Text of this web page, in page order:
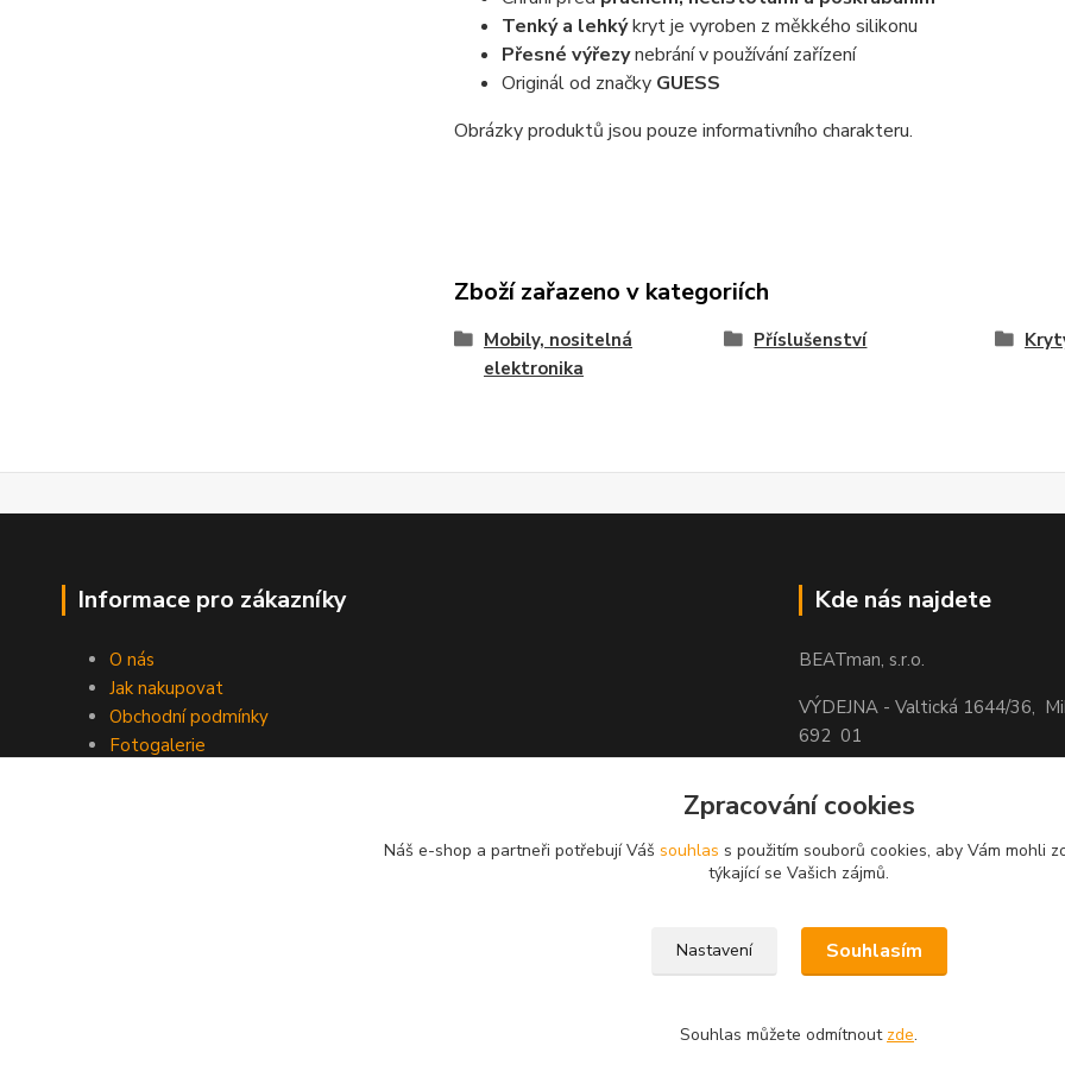
Tenký a lehkýkryt je vyroben z měkkého silikonu
Přesné výřezynebrání v používání zařízení
Originál od značky GUESS
Obrázky produktů jsou pouze informativního charakteru.
Zboží zařazeno v kategoriích
Mobily, nositelná
elektronika
Příslušenství
Informace pro zákazníky
O nás
Jak nakupovat
Obchodní podmínky
Fotogalerie
Kde nás najdete
BEATman, s.r.o.
VÝDEJNA - Valtická 1644/36,
692 01
Zpracování cookies
Náš e-shop a partneři potřebují Váš souhlas s použitím souborů cookies, aby Vám mohli
týkající se Vašich zájmů.
Nastavení Souhlasím
Souhlas můžete odmítnout zde.